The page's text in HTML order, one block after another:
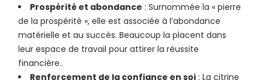
Prospérité et abondance : Surnommée la « pierre
de la prospérité », elle est associée à l’abondance
matérielle et au succès. Beaucoup la placent dans
leur espace de travail pour attirer la réussite
financière.
Renforcement de la confiance en soi : La citrine